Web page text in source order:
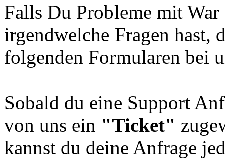
Falls Du Probleme mit
irgendwelche Fragen hast,
folgenden Formularen bei
Sobald du eine Support
von uns ein "Ticket"
kannst du deine Anfrage